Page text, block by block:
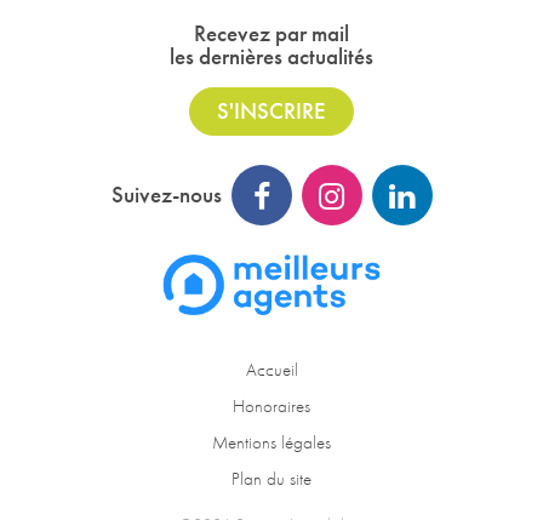
Recevez par mail
les dernières actualités
S'INSCRIRE
Suivez-nous
Accueil
Honoraires
Mentions légales
Plan du site